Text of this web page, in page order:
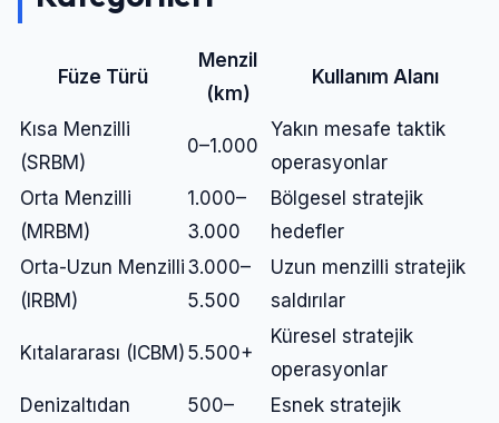
Füze Türü
Menzil
(km)
Kullanım Alanı
Kısa Menzilli
(SRBM)
0–1.000
Yakın mesafe taktik
operasyonlar
Orta Menzilli
(MRBM)
1.000–
3.000
Bölgesel stratejik
hedefler
Orta-Uzun Menzilli
(IRBM)
3.000–
5.500
Uzun menzilli stratejik
saldırılar
Kıtalararası (ICBM) 5.500+
Küresel stratejik
operasyonlar
Denizaltıdan
500–
Esnek stratejik